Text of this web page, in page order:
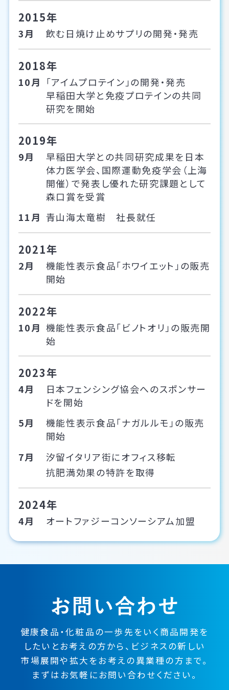
2015年
3月 飲む日焼け止めサプリの開発・発売
2018年
10月 「アイムプロテイン」の開発・発売
早稲田大学と免疫プロテインの共同
研究を開始
2019年
9月
早稲田大学との共同研究成果を日本
体力医学会、国際運動免疫学会（上海
開催）で発表し優れた研究課題として
森口賞を受賞
11月 青山海太竜樹 社長就任
2021年
2月
機能性表示食品「ホワイエット」の販売
開始
2022年
10月 機能性表示食品「ビノトオリ」の販売開
始
2023年
4月
日本フェンシング協会へのスポンサー
ドを開始
5月
機能性表示食品「ナガルルモ」の販売
開始
7月
汐留イタリア街にオフィス移転
抗肥満効果の特許を取得
2024年
4月 オートファジーコンソーシアム加盟
健康食品・化粧品の一歩先をいく 商品開発を
したい とお考えの方から、 ビジネスの新しい
市場展開や拡大をお考えの異業種の方まで。
まずはお気軽にお問い合わせください。